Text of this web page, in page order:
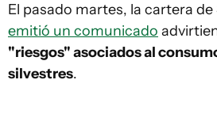
El pasado martes, la cartera de
emitió un comunicado
"riesgos" asociados al
silvestres.